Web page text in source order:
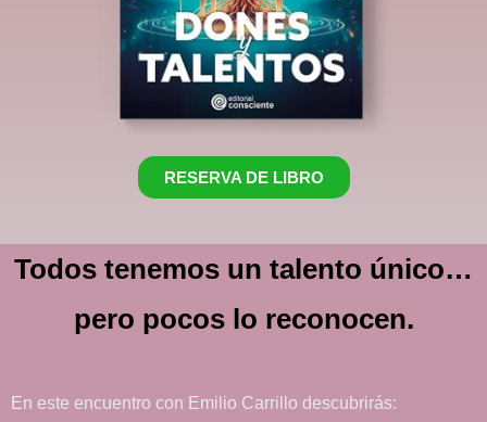
RESERVA DE LIBRO
Todos tenemos un talento único…
pero pocos lo reconocen.
En este encuentro con Emilio Carrillo descubrirás: